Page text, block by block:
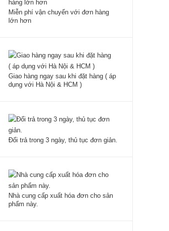
Miễn phí vận chuyển với đơn hàng
lớn hơn
Giao hàng ngay sau khi đặt hàng ( áp
dụng với Hà Nội & HCM )
Đổi trả trong 3 ngày, thủ tục đơn giản.
Nhà cung cấp xuất hóa đơn cho sản
phẩm này.